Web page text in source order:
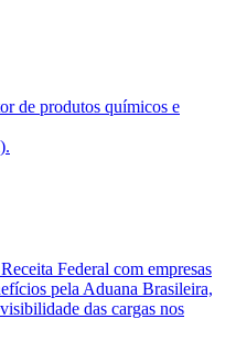
de produtos químicos e
Federal com empresas
pela Aduana Brasileira,
das cargas nos